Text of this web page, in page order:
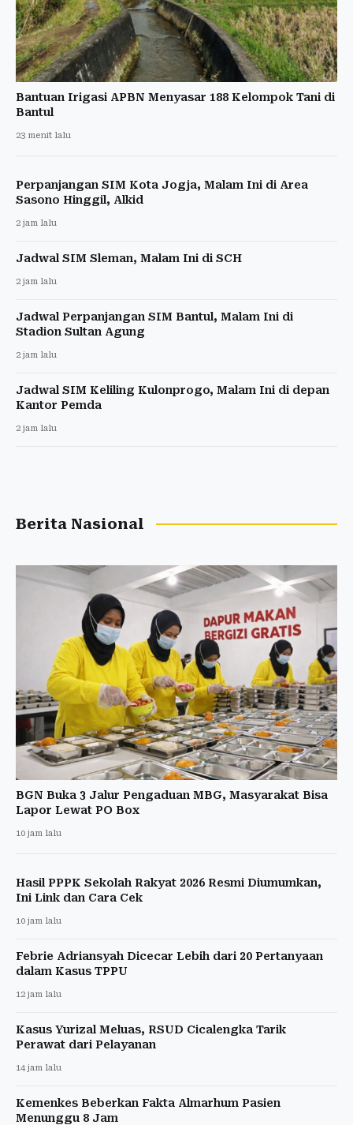
Bantuan Irigasi APBN Menyasar 188 Kelompok Tani di
Bantul
23 menit lalu
Perpanjangan SIM Kota Jogja, Malam Ini di Area
Sasono Hinggil, Alkid
2 jam lalu
Jadwal SIM Sleman, Malam Ini di SCH
2 jam lalu
Jadwal Perpanjangan SIM Bantul, Malam Ini di
Stadion Sultan Agung
2 jam lalu
Jadwal SIM Keliling Kulonprogo, Malam Ini di depan
Kantor Pemda
2 jam lalu
Berita Nasional
BGN Buka 3 Jalur Pengaduan MBG, Masyarakat Bisa
Lapor Lewat PO Box
10 jam lalu
Hasil PPPK Sekolah Rakyat 2026 Resmi Diumumkan,
Ini Link dan Cara Cek
10 jam lalu
Febrie Adriansyah Dicecar Lebih dari 20 Pertanyaan
dalam Kasus TPPU
12 jam lalu
Kasus Yurizal Meluas, RSUD Cicalengka Tarik
Perawat dari Pelayanan
14 jam lalu
Kemenkes Beberkan Fakta Almarhum Pasien
Menunggu 8 Jam